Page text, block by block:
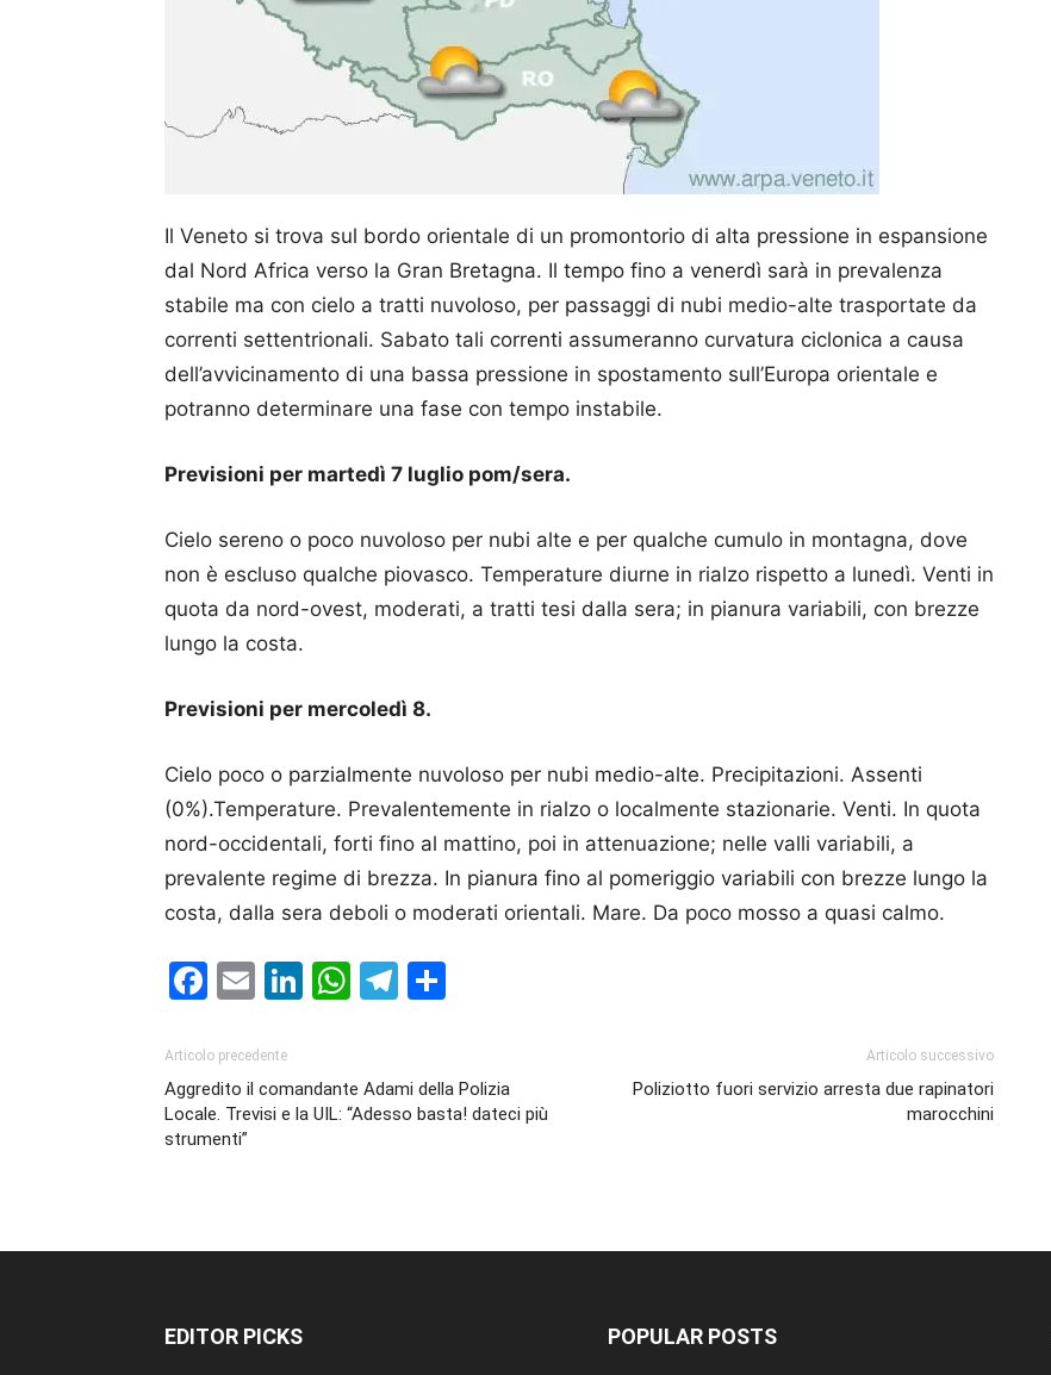
Il Veneto si trova sul bordo orientale di un promontorio di alta pressione in espansione
dal Nord Africa verso la Gran Bretagna. Il tempo fino a venerdì sarà in prevalenza
stabile ma con cielo a tratti nuvoloso, per passaggi di nubi medio-alte trasportate da
correnti settentrionali. Sabato tali correnti assumeranno curvatura ciclonica a causa
dell’avvicinamento di una bassa pressione in spostamento sull’Europa orientale e
potranno determinare una fase con tempo instabile.
Previsioni per martedì 7 luglio pom/sera.
Cielo sereno o poco nuvoloso per nubi alte e per qualche cumulo in montagna, dove
non è escluso qualche piovasco. Temperature diurne in rialzo rispetto a lunedì. Venti in
quota da nord-ovest, moderati, a tratti tesi dalla sera; in pianura variabili, con brezze
lungo la costa.
Previsioni per mercoledì 8.
Cielo poco o parzialmente nuvoloso per nubi medio-alte. Precipitazioni. Assenti
(0%).Temperature. Prevalentemente in rialzo o localmente stazionarie. Venti. In quota
nord-occidentali, forti fino al mattino, poi in attenuazione; nelle valli variabili, a
prevalente regime di brezza. In pianura fino al pomeriggio variabili con brezze lungo la
costa, dalla sera deboli o moderati orientali. Mare. Da poco mosso a quasi calmo.
Facebook
EmailLinkedIn
WhatsApp
Telegram
Articolo precedente
Aggredito il comandante Adami della Polizia
Locale. Trevisi e la UIL: “Adesso basta! dateci più
strumenti”
Articolo successivo
Poliziotto fuori servizio arresta due rapinatori
marocchini
EDITOR PICKS POPULAR POSTS